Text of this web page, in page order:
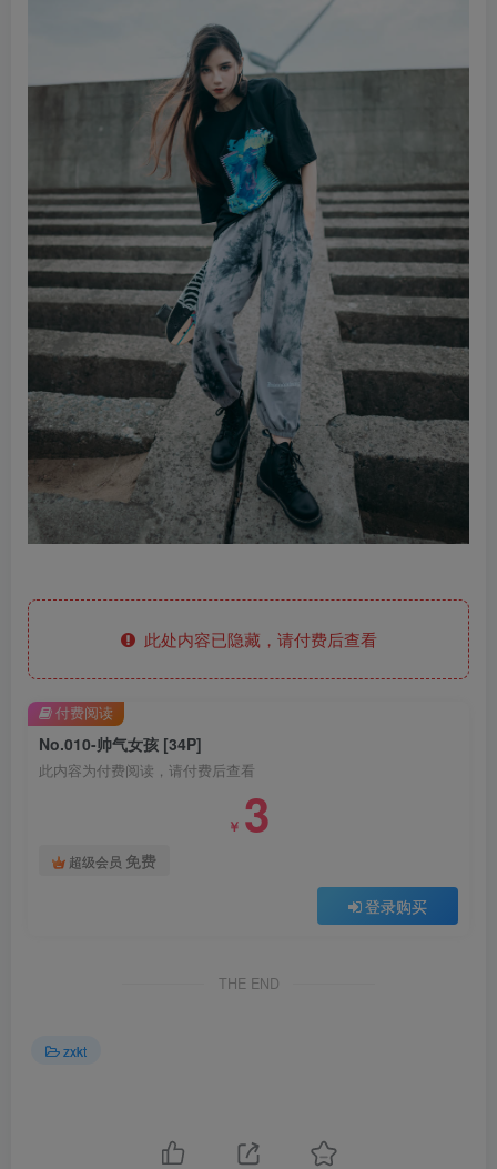
此处内容已隐藏，请付费后查看
No.010-帅气女孩 [34P]
此内容为付费阅读，请付费后查看
￥ 3
超级会员 免费
登录购买
付费阅读
THE END
zxkt